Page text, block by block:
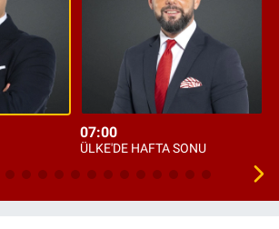
07:00
ÜLKE'DE HAFTA SONU